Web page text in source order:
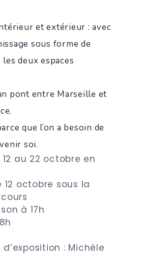
et extérieur : avec
sous forme de
deux espaces
pont entre Marseille et
que l’on a besoin de
soi.
au 22 octobre en
12 octobre sous la
à 17h
: Michèle